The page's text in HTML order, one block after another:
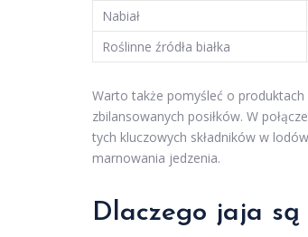
Nabiał
Roślinne źródła białka
Warto także pomyśleć o
zbilansowanych posiłków. W
tych kluczowych składników w
marnowania jedzenia.
Dlaczego jaja są